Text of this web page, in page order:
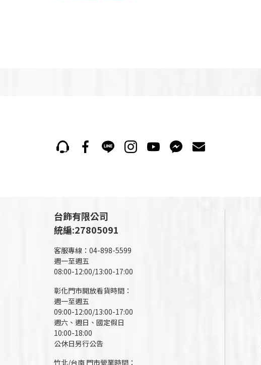
台飾有限公司
統編:27805091
客服專線：04-898-5599
週一至週五
08:00-12:00/13:00-17:00
彰化門市開放看貨時間：
週一至週五
09:00-12:00/13:00-17:00
週六、週日、國定假日
10:00-18:00
公休日另行公告
竹北/台南 門市營業時間：